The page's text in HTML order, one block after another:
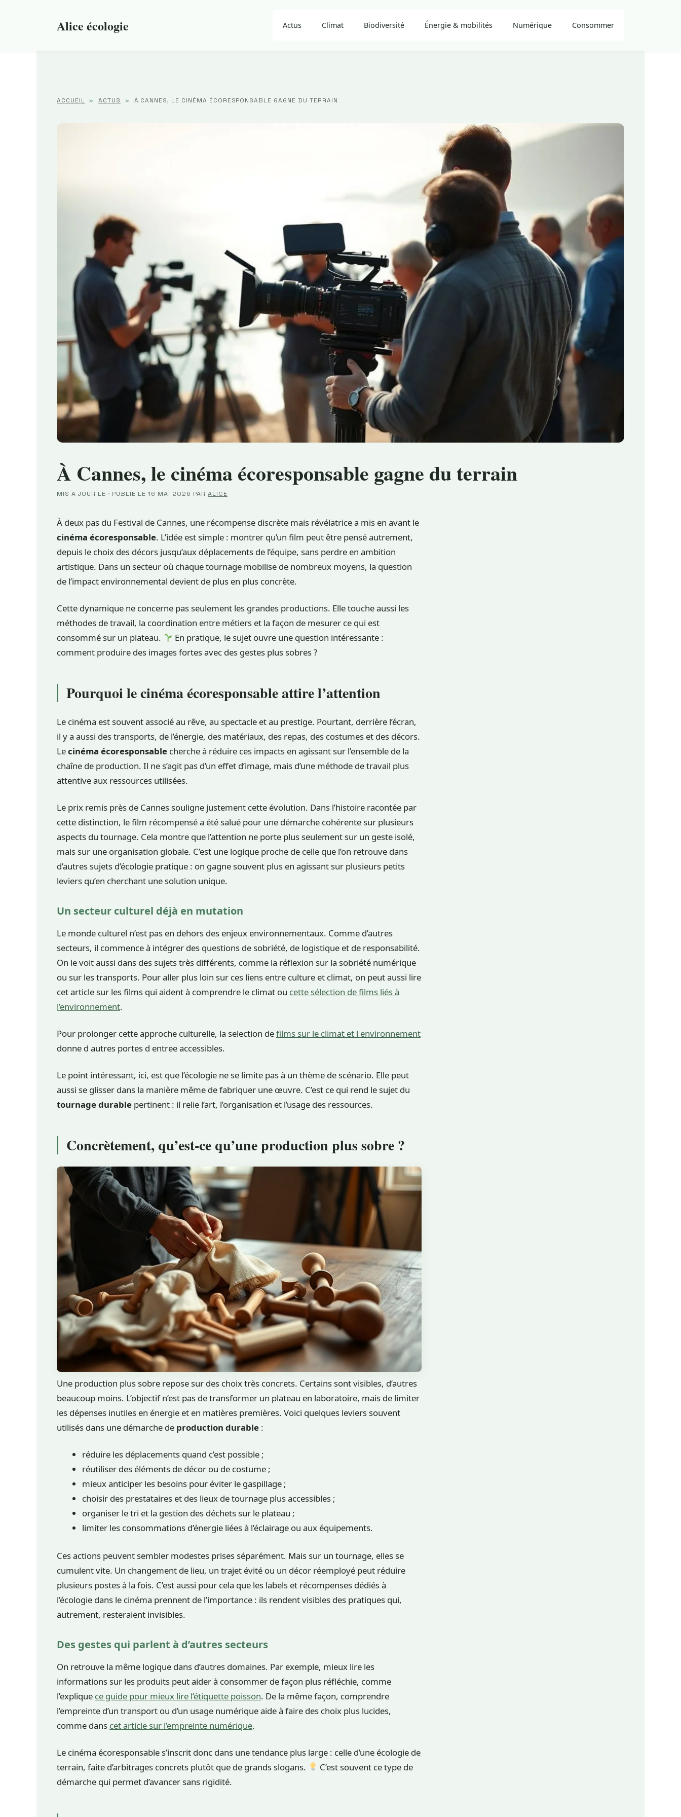
Alice écologie Actus Climat Biodiversité Énergie & mobilités Numérique Consommer
ACCUEIL » ACTUS » À CANNES, LE CINÉMA ÉCORESPONSABLE GAGNE DU TERRAIN
À Cannes, le cinéma écoresponsable gagne du terrain
MIS À JOUR LE · PUBLIÉ LE 16 MAI 2026 PAR ALICE
À deux pas du Festival de Cannes, une récompense discrète mais révélatrice a mis en avant le
cinéma écoresponsable. L’idée est simple : montrer qu’un film peut être pensé autrement,
depuis le choix des décors jusqu’aux déplacements de l’équipe, sans perdre en ambition
artistique. Dans un secteur où chaque tournage mobilise de nombreux moyens, la question
de l’impact environnemental devient de plus en plus concrète.
Cette dynamique ne concerne pas seulement les grandes productions. Elle touche aussi les
méthodes de travail, la coordination entre métiers et la façon de mesurer ce qui est
consommé sur un plateau.
En pratique, le sujet ouvre une question intéressante :
comment produire des images fortes avec des gestes plus sobres ?
Pourquoi le cinéma écoresponsable attire l’attention
Le cinéma est souvent associé au rêve, au spectacle et au prestige. Pourtant, derrière l’écran,
il y a aussi des transports, de l’énergie, des matériaux, des repas, des costumes et des décors.
Lecinéma écoresponsable cherche à réduire ces impacts en agissant sur l’ensemble de la
chaîne de production. Il ne s’agit pas d’un effet d’image, mais d’une méthode de travail plus
attentive aux ressources utilisées.
Le prix remis près de Cannes souligne justement cette évolution. Dans l’histoire racontée par
cette distinction, le film récompensé a été salué pour une démarche cohérente sur plusieurs
aspects du tournage. Cela montre que l’attention ne porte plus seulement sur un geste isolé,
mais sur une organisation globale. C’est une logique proche de celle que l’on retrouve dans
d’autres sujets d’écologie pratique : on gagne souvent plus en agissant sur plusieurs petits
leviers qu’en cherchant une solution unique.
Un secteur culturel déjà en mutation
Le monde culturel n’est pas en dehors des enjeux environnementaux. Comme d’autres
secteurs, il commence à intégrer des questions de sobriété, de logistique et de responsabilité.
On le voit aussi dans des sujets très différents, comme la réflexion sur la sobriété numérique
ou sur les transports. Pour aller plus loin sur ces liens entre culture et climat, on peut aussi lire
cet article sur les films qui aident à comprendre le climat ou cette sélection de films liés à
l’environnement.
Pour prolonger cette approche culturelle, la selection defilms sur le climat et l environnement
donne d autres portes d entree accessibles.
Le point intéressant, ici, est que l’écologie ne se limite pas à un thème de scénario. Elle peut
aussi se glisser dans la manière même de fabriquer une œuvre. C’est ce qui rend le sujet du
tournage durable pertinent : il relie l’art, l’organisation et l’usage des ressources.
Concrètement, qu’est-ce qu’une production plus sobre ?
Une production plus sobre repose sur des choix très concrets. Certains sont visibles, d’autres
beaucoup moins. L’objectif n’est pas de transformer un plateau en laboratoire, mais de limiter
les dépenses inutiles en énergie et en matières premières. Voici quelques leviers souvent
utilisés dans une démarche de production durable :
réduire les déplacements quand c’est possible ;
réutiliser des éléments de décor ou de costume ;
mieux anticiper les besoins pour éviter le gaspillage ;
choisir des prestataires et des lieux de tournage plus accessibles ;
organiser le tri et la gestion des déchets sur le plateau ;
limiter les consommations d’énergie liées à l’éclairage ou aux équipements.
Ces actions peuvent sembler modestes prises séparément. Mais sur un tournage, elles se
cumulent vite. Un changement de lieu, un trajet évité ou un décor réemployé peut réduire
plusieurs postes à la fois. C’est aussi pour cela que les labels et récompenses dédiés à
l’écologie dans le cinéma prennent de l’importance : ils rendent visibles des pratiques qui,
autrement, resteraient invisibles.
Des gestes qui parlent à d’autres secteurs
On retrouve la même logique dans d’autres domaines. Par exemple, mieux lire les
informations sur les produits peut aider à consommer de façon plus réfléchie, comme
l’explique ce guide pour mieux lire l’étiquette poisson. De la même façon, comprendre
l’empreinte d’un transport ou d’un usage numérique aide à faire des choix plus lucides,
comme dans cet article sur l’empreinte numérique.
Le cinéma écoresponsable s’inscrit donc dans une tendance plus large : celle d’une écologie de
terrain, faite d’arbitrages concrets plutôt que de grands slogans.
C’est souvent ce type de
démarche qui permet d’avancer sans rigidité.